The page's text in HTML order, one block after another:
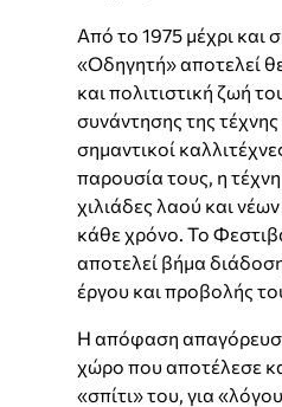
Από το 1975 μέχρι
«Οδηγητή» αποτελεί
και πολιτιστική ζωή
συνάντησης της
σημαντικοί
παρουσία τους, η
χιλιάδες λαού και
κάθε χρόνο. Το
αποτελεί βήμα
έργου και προβολής
Η απόφαση
χώρο που αποτέλεσε
«σπίτι» του, για